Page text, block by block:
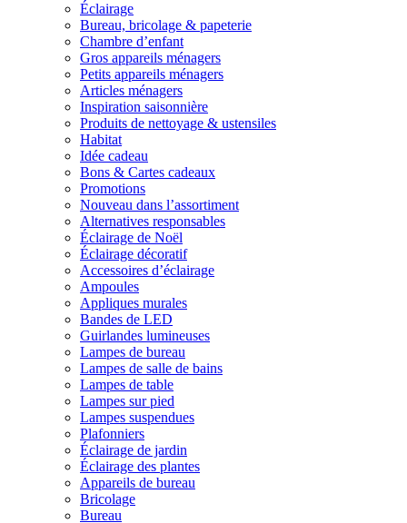
Éclairage
Bureau, bricolage & papeterie
Chambre d’enfant
Gros appareils ménagers
Petits appareils ménagers
Articles ménagers
Inspiration saisonnière
Produits de nettoyage & ustensiles
Habitat
Idée cadeau
Bons & Cartes cadeaux
Promotions
Nouveau dans l’assortiment
Alternatives responsables
Éclairage de Noël
Éclairage décoratif
Accessoires d’éclairage
Ampoules
Appliques murales
Bandes de LED
Guirlandes lumineuses
Lampes de bureau
Lampes de salle de bains
Lampes de table
Lampes sur pied
Lampes suspendues
Plafonniers
Éclairage de jardin
Éclairage des plantes
Appareils de bureau
Bricolage
Bureau